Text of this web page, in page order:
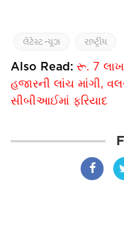
લેટેસ્ટ ન્યૂઝ રાષ્ટ્રીય
Also Read: રૂ. 7
હજારની લાંચ માંગી,
સીબીઆઈમાં ફરિયાદ